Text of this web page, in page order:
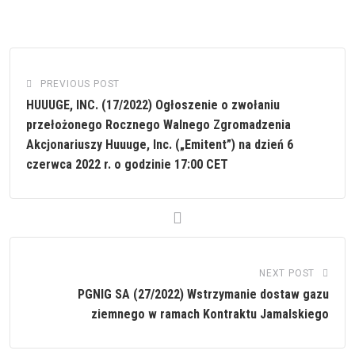
PREVIOUS POST
HUUUGE, INC. (17/2022) Ogłoszenie o zwołaniu
przełożonego Rocznego Walnego Zgromadzenia
Akcjonariuszy Huuuge, Inc. („Emitent”) na dzień 6
czerwca 2022 r. o godzinie 17:00 CET
NEXT POST
PGNIG SA (27/2022) Wstrzymanie dostaw gazu
ziemnego w ramach Kontraktu Jamalskiego